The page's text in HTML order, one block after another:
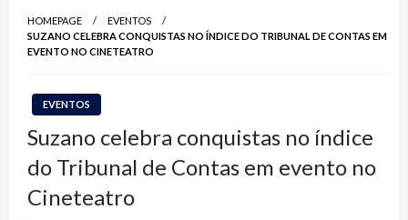
HOMEPAGE
EVENTOS
SUZANO CELEBRA CONQUISTAS NO ÍNDICE DO TRIBUNAL DE CONTAS EM
EVENTO NO CINETEATRO
EVENTOS
Suzano celebra conquistas no índice
do Tribunal de Contas em evento no
Cineteatro